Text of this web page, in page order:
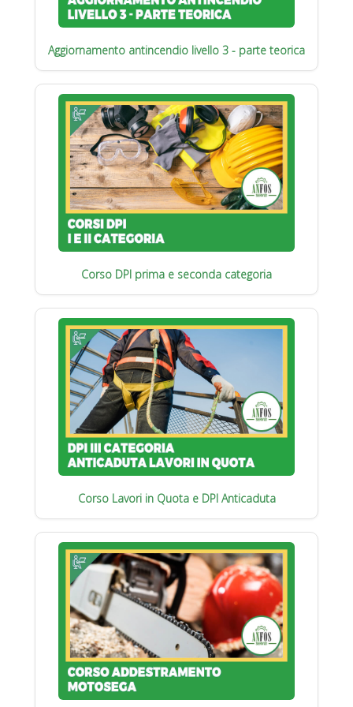
Aggiornamento antincendio livello 3 - parte teorica
Corso DPI prima e seconda categoria
Corso Lavori in Quota e DPI Anticaduta